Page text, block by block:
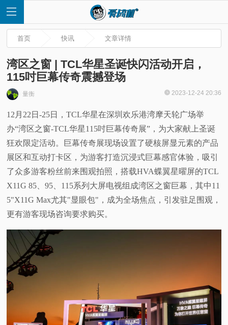
首
页
快
讯
测
视
频
科
首页 快讯 文章详情
湾区之窗 | TCL华星圣诞快闪活动开启，
115吋巨幕传奇震撼登场
量衡 2023-12-24 20:36
12月22日-25日，TCL华星在深圳欢乐港湾摩天轮广场举
办“湾区之窗-TCL华星115吋巨幕传奇展”，为大家献上圣诞
狂欢限定活动。巨幕传奇展现场设置了硬核屏显元素的产品
展区和互动打卡区，为游客打造沉浸式巨幕感官体验，吸引
了众多游客粉丝前来围观拍照，搭载HVA蝶翼星曜屏的TCL
X11G 85、95、115系列大屏电视组成湾区之窗巨幕，其中11
5"X11G Max尤其"显眼包"，成为全场焦点，引发驻足围观，
更有游客现场咨询要求购买。